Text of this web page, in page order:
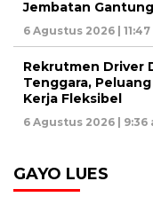
Jembatan
6 Agustus 2026 |
Rekrutmen Driver
Tenggara,
Kerja Fleksibel
6 Agustus 2026 | 9:36
GAYO LUES